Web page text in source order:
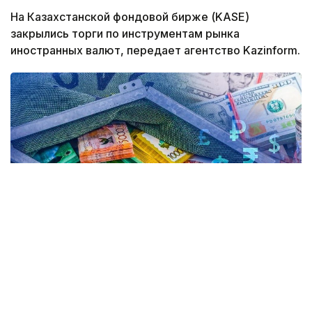
На Казахстанской фондовой бирже (KASE)
закрылись торги по инструментам рынка
иностранных валют, передает агентство Kazinform.